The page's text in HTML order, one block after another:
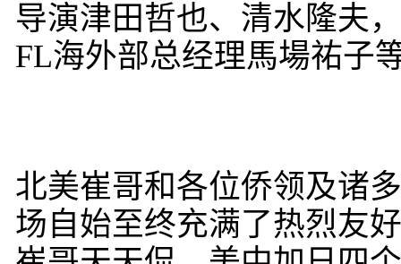
导演津田哲也、清水隆夫
FL海外部总经理馬場祐子
北美崔哥和各位侨领及诸
场自始至终充满了热烈友